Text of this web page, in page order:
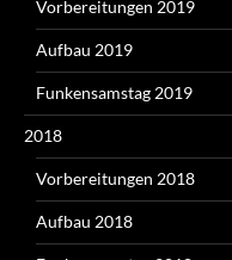
Vorbereitungen 2019
Aufbau 2019
Funkensamstag 2019
2018
Vorbereitungen 2018
Aufbau 2018